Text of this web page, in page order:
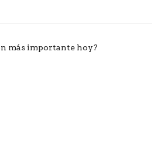
más importante hoy?